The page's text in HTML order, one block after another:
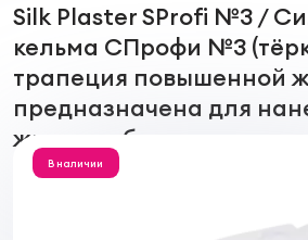
Silk Plaster SProfi №3 /
кельма СПрофи №3
трапеция повышенной
предназначена для
жидких обоев
В наличии